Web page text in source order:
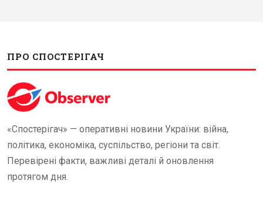
ПРО СПОСТЕРІГАЧ
«Спостерігач» — оперативні новини України: війна,
політика, економіка, суспільство, регіони та світ.
Перевірені факти, важливі деталі й оновлення
протягом дня.